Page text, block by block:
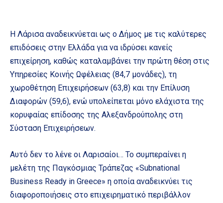
Η Λάρισα αναδεικνύεται ως o Δήμος με τις καλύτερες
επιδόσεις στην Ελλάδα για να ιδρύσει κανείς
επιχείρηση, καθώς καταλαμβάνει την πρώτη θέση στις
Υπηρεσίες Κοινής Ωφέλειας (84,7 μονάδες), τη
χωροθέτηση Επιχειρήσεων (63,8) και την Επίλυση
Διαφορών (59,6), ενώ υπολείπεται μόνο ελάχιστα της
κορυφαίας επίδοσης της Αλεξανδρούπολης στη
Σύσταση Επιχειρήσεων.
Αυτό δεν το λένε οι Λαρισαίοι… Το συμπεραίνει η
μελέτη της Παγκόσμιας Τράπεζας «Subnational
Business Ready in Greece» η οποία αναδεικνύει τις
διαφοροποιήσεις στο επιχειρηματικό περιβάλλον